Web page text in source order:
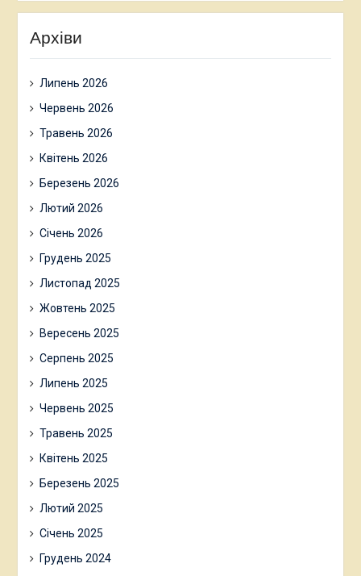
Архіви
Липень 2026
Червень 2026
Травень 2026
Квітень 2026
Березень 2026
Лютий 2026
Січень 2026
Грудень 2025
Листопад 2025
Жовтень 2025
Вересень 2025
Серпень 2025
Липень 2025
Червень 2025
Травень 2025
Квітень 2025
Березень 2025
Лютий 2025
Січень 2025
Грудень 2024